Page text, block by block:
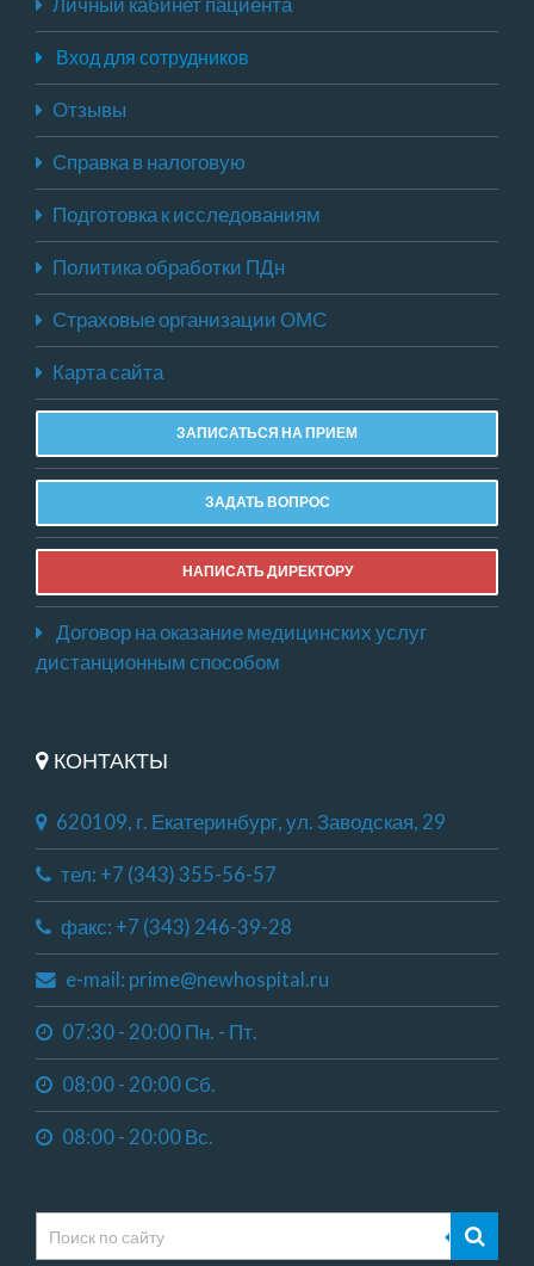
Вход для сотрудников
Отзывы
Справка в налоговую
Подготовка к исследованиям
Политика обработки ПДн
Страховые организации ОМС
Карта сайта
ЗАПИСАТЬСЯ НА ПРИЕМ
ЗАДАТЬ ВОПРОС
НАПИСАТЬ ДИРЕКТОРУ
Договор на оказание медицинских услуг
дистанционным способом
КОНТАКТЫ
620109, г. Екатеринбург, ул. Заводская, 29
тел: +7 (343) 355-56-57
факс: +7 (343) 246-39-28
e-mail: prime@newhospital.ru
07:30 - 20:00 Пн. - Пт.
08:00 - 20:00 Сб.
08:00 - 20:00 Вс.